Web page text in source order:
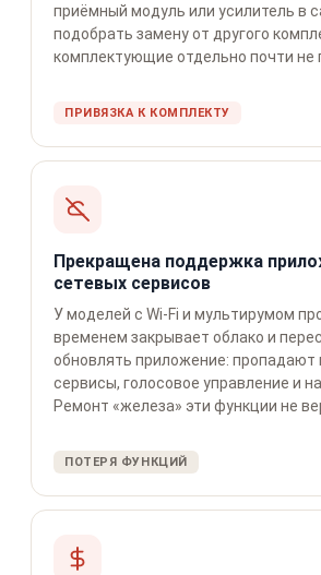
приёмный модуль или усилитель в
подобрать замену от другого
комплектующие отдельно почти не
ПРИВЯЗКА К КОМПЛЕКТУ
Прекращена поддержка
сетевых сервисов
У моделей с Wi-Fi и мультирумом
временем закрывает облако и
обновлять приложение: пропадают
сервисы, голосовое управление и
Ремонт «железа» эти функции не
ПОТЕРЯ ФУНКЦИЙ